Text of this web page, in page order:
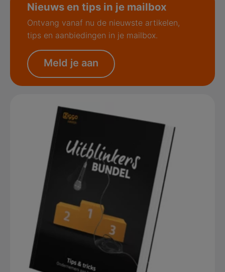
Nieuws en tips in je mailbox
Ontvang vanaf nu de nieuwste artikelen,
tips en aanbiedingen in je mailbox.
Meld je aan